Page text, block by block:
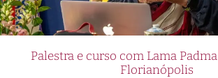
Palestra e curso com Lama
Florianópolis